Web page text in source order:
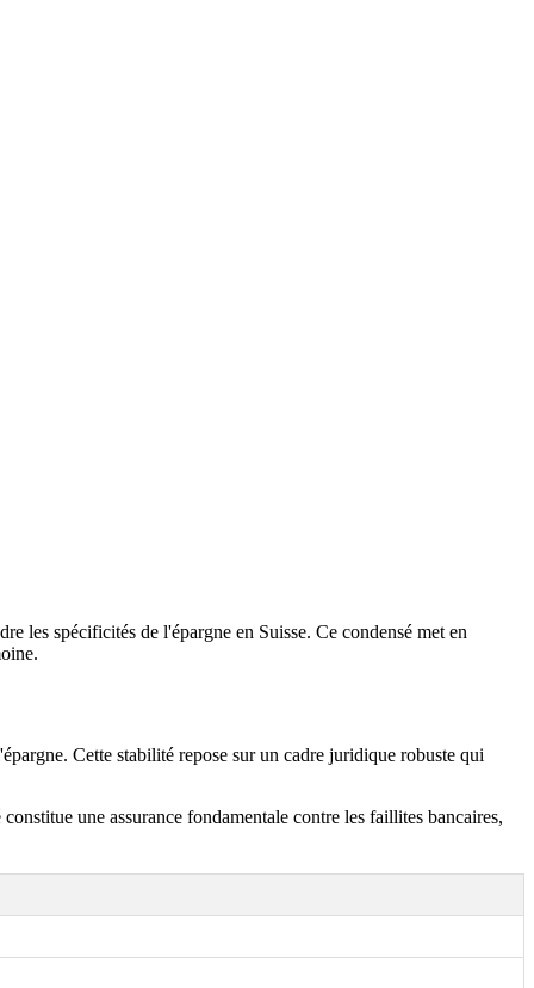
les spécificités de l'épargne en Suisse. Ce condensé met en
Cette stabilité repose sur un cadre juridique robuste qui
une assurance fondamentale contre les faillites bancaires,